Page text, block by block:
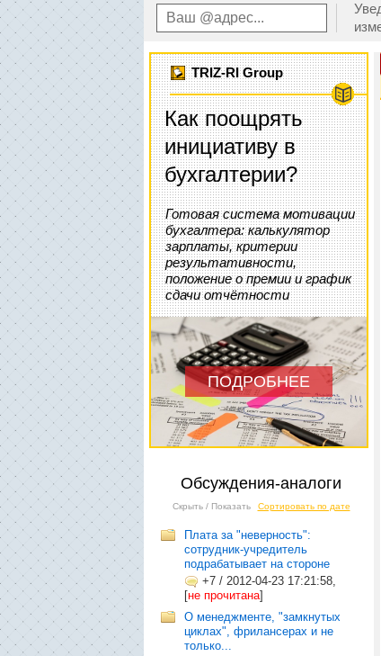
TRIZ-RI Group
Как поощрять
инициативу в
бухгалтерии?
Готовая система мотивации
бухгалтера: калькулятор
зарплаты, критерии
результативности,
положение о премии и график
сдачи отчётности
ПОДРОБНЕЕ
Обсуждения-аналоги
Скрыть / Показать Сортировать по дате
Плата за "неверность":
сотрудник-учредитель
подрабатывает на стороне
+7 / 2012-04-23 17:21:58,
[не прочитана]
О менеджменте, "замкнутых
циклах", фрилансерах и не
только...